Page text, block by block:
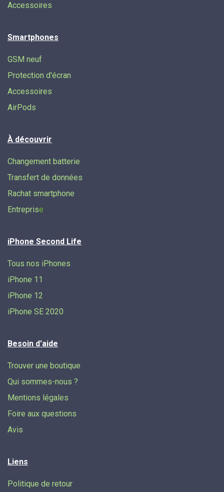
Accessoires
Smartphones
GSM neuf
Protection d'écran
Accessoires
AirPods
À découvrir
Changement batterie
Transfert de données​
Rachat smartphone
Entreprise
iPhone Second Life
Tous nos iPhones
iPhone 11
iPhone 12
iPhone SE 2020
Besoin d'aide
Trouver une boutique
Qui sommes-nous ?
Mentions légales
Foire aux questions
Avis
Liens
Politique de retour